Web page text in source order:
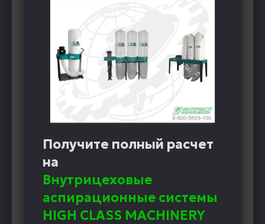
Получите полный расчет
на
Внутрицеховые
аспирационные системы
HIGH CLASS MACHINERY